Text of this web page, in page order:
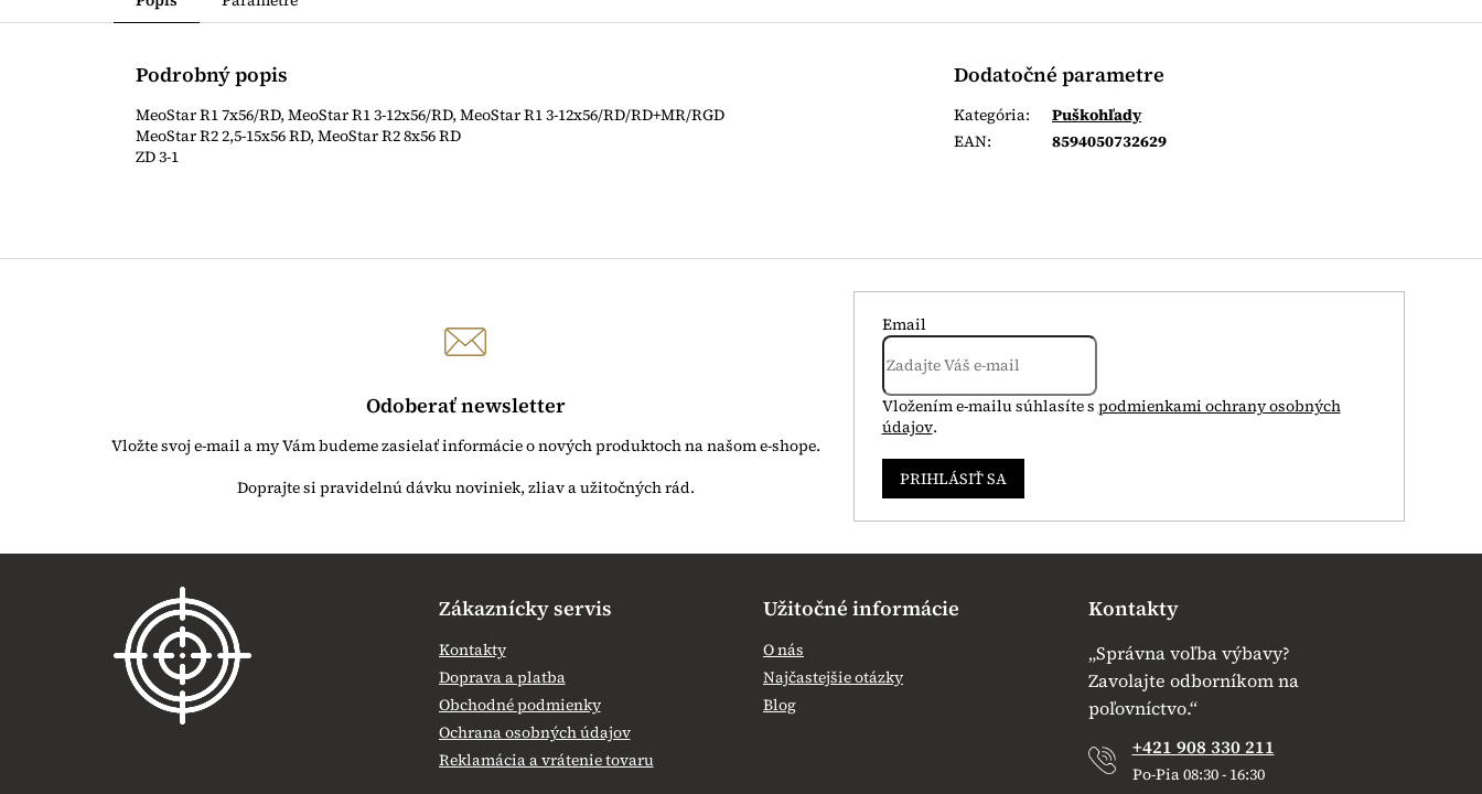
Podrobný popis
MeoStar R1 7x56/RD, MeoStar R1 3-12x56/RD, MeoStar R1 3-12x56/RD/RD+MR/RGD
MeoStar R2 2,5-15x56 RD, MeoStar R2 8x56 RD
ZD 3-1
Dodatočné parametre
Kategória:
Puškohľady
EAN: 8594050732629
Odoberať newsletter
Vložte svoj e-mail a my Vám budeme zasielať informácie o nových produktoch na našom e-shope.
Email
Vložením e-mailu súhlasíte s podmienkami ochrany osobných
údajov.
PRIHLÁSIŤ SA
Z
Zákaznícky servis
Kontakty
Doprava a platba
Obchodné podmienky
Ochrana osobných údajov
Reklamácia a vrátenie tovaru
Užitočné informácie
O nás
Najčastejšie otázky
Blog
Kontakty
„Správna voľba výbavy?
Zavolajte odborníkom na
poľovníctvo.“
+421 908 330 211
Po-Pia 08:30 - 16:30